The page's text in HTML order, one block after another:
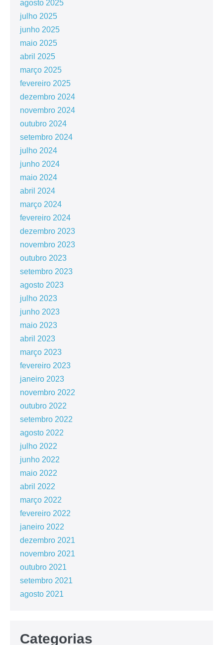
agosto 2025
julho 2025
junho 2025
maio 2025
abril 2025
março 2025
fevereiro 2025
dezembro 2024
novembro 2024
outubro 2024
setembro 2024
julho 2024
junho 2024
maio 2024
abril 2024
março 2024
fevereiro 2024
dezembro 2023
novembro 2023
outubro 2023
setembro 2023
agosto 2023
julho 2023
junho 2023
maio 2023
abril 2023
março 2023
fevereiro 2023
janeiro 2023
novembro 2022
outubro 2022
setembro 2022
agosto 2022
julho 2022
junho 2022
maio 2022
abril 2022
março 2022
fevereiro 2022
janeiro 2022
dezembro 2021
novembro 2021
outubro 2021
setembro 2021
agosto 2021
Categorias